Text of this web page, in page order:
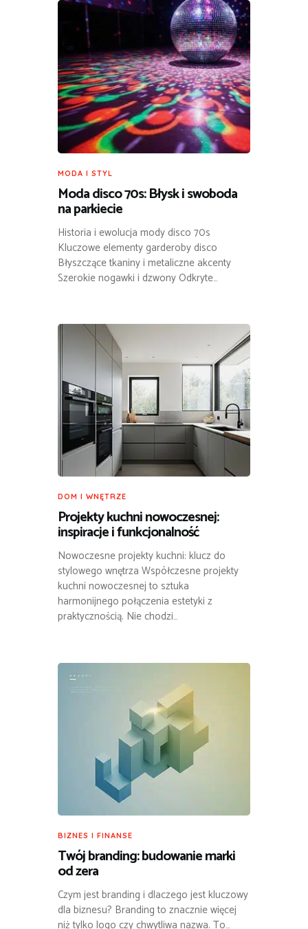
MODA I STYL
Moda disco 70s: Błysk i swoboda
na parkiecie
Historia i ewolucja mody disco 70s
Kluczowe elementy garderoby disco
Błyszczące tkaniny i metaliczne akcenty
Szerokie nogawki i dzwony Odkryte…
DOM I WNĘTRZE
Projekty kuchni nowoczesnej:
inspiracje i funkcjonalność
Nowoczesne projekty kuchni: klucz do
stylowego wnętrza Współczesne projekty
kuchni nowoczesnej to sztuka
harmonijnego połączenia estetyki z
praktycznością. Nie chodzi…
BIZNES I FINANSE
Twój branding: budowanie marki
od zera
Czym jest branding i dlaczego jest kluczowy
dla biznesu? Branding to znacznie więcej
niż tylko logo czy chwytliwa nazwa. To…